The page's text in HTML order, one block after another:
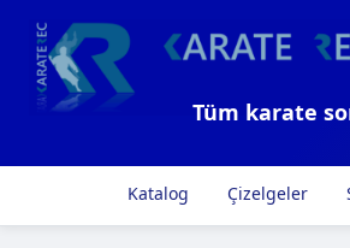
Tüm karate
Katalog Çizelgeler